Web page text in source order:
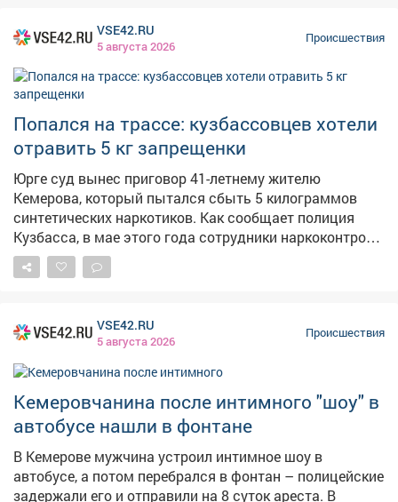
VSE42.RU
5 августа 2026
Происшествия
Попался на трассе: кузбассовцев хотели
отравить 5 кг запрещенки
Юрге суд вынес приговор 41-летнему жителю
Кемерова, который пытался сбыть 5 килограммов
синтетических наркотиков. Как сообщает полиция
Кузбасса, в мае этого года сотрудники наркоконтроля
получили информацию о готовящейся крупной
партии. Оперативники разработали спецоперацию и в
машины изъяли сумку с 5 свёртками "синтетики"
общей массой около 5 килограммов – это особо
крупный размер. Мужчина нашёл криминальный
заработок в интернете, получил бесконтактно партию
наркотиков и перевозил её для закладок, но не успел
сбыть. Суд признал его виновным и назначил 9 лет
колонии строгого режима и штраф 120 тысяч рублей.
Приговор вступил в силу.
VSE42.RU
5 августа 2026
Происшествия
Кемеровчанина после интимного "шоу" в
автобусе нашли в фонтане
В Кемерове мужчина устроил интимное шоу в
автобусе, а потом перебрался в фонтан – полицейские
задержали его и отправили на 8 суток ареста. В